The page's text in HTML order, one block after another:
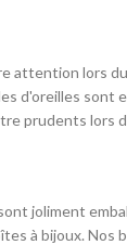
attention lors
d'oreilles sont
prudents lors
joliment
à bijoux. Nos